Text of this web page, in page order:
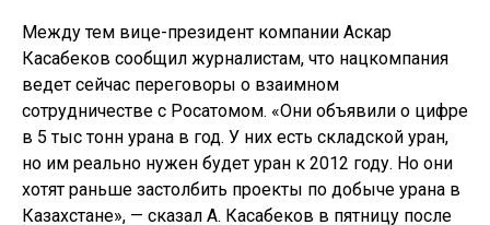
Между тем вице-президент компании Аскар
Касабеков сообщил журналистам, что нацкомпания
ведет сейчас переговоры о взаимном
сотрудничестве с Росатомом. «Они объявили о цифре
в 5 тыс тонн урана в год. У них есть складской уран,
но им реально нужен будет уран к 2012 году. Но они
хотят раньше застолбить проекты по добыче урана в
Казахстане», — сказал А. Касабеков в пятницу после